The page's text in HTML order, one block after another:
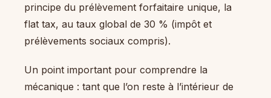
principe du prélèvement forfaitaire unique, la
flat tax, au taux global de 30 % (impôt et
prélèvements sociaux compris).
Un point important pour comprendre la
mécanique : tant que l’on reste à l’intérieur de